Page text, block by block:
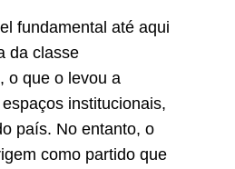
fundamental até aqui
da classe
o que o levou a
institucionais,
país. No entanto, o
como partido que